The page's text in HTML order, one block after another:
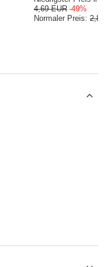
4,69 EUR -49%
Normaler Preis: 2,82